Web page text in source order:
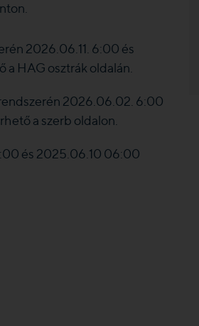
2026.06.11. 6:00 és
HAG osztrák oldalán.
2026.06.02. 6:00
a szerb oldalon.
és 2025.06.10 06:00